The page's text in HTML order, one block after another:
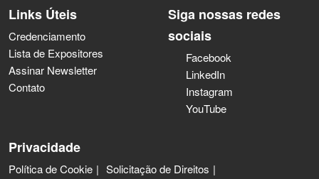
Links Úteis
Credenciamento
Lista de Expositores
Assinar Newsletter
Contato
Siga nossas redes
sociais
Facebook
LinkedIn
Instagram
YouTube
Privacidade
Política de Cookie
Solicitação de Direitos